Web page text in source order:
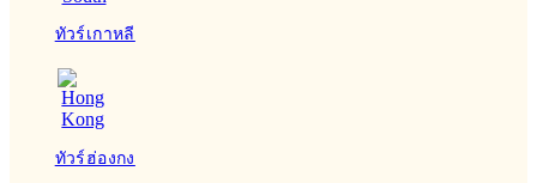
ทัวร์เกาหลี
ทัวร์ฮ่องกง